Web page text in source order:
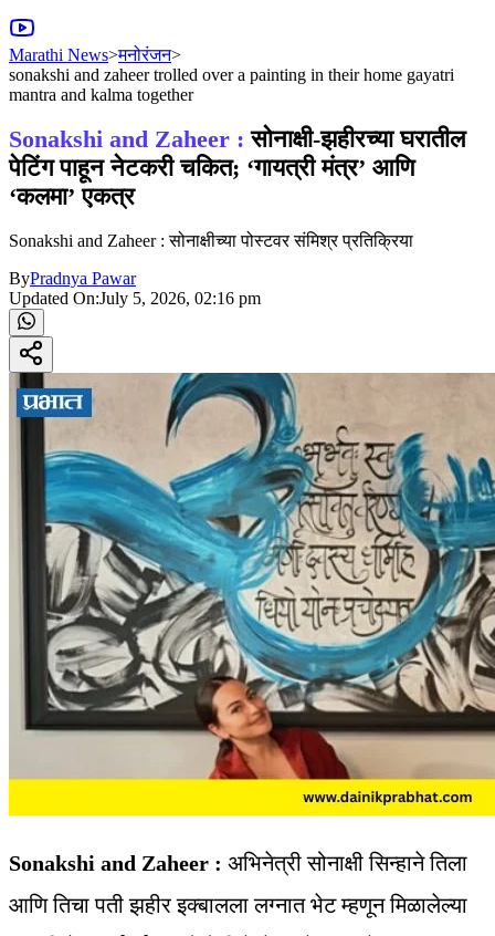
Marathi News>मनोरंजन>
sonakshi and zaheer trolled over a painting in their home gayatri
mantra and kalma together
Sonakshi and Zaheer : सोनाक्षी-झहीरच्या घरातील
पेटिंग पाहून नेटकरी चकित; ‘गायत्री मंत्र’ आणि
‘कलमा’ एकत्र
Sonakshi and Zaheer : सोनाक्षीच्या पोस्टवर संमिश्र प्रतिक्रिया
ByPradnya Pawar
Updated On:July 5, 2026, 02:16 pm
Sonakshi and Zaheer : अभिनेत्री सोनाक्षी सिन्हाने तिला
आणि तिचा पती झहीर इक्बालला लग्नात भेट म्हणून मिळालेल्या